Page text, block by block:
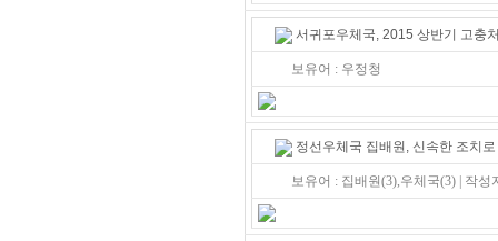
서귀포우체국, 2015 상반기 고충
보유어 : 우정청
정선우체국 집배원, 신속한 조치
보유어 : 집배원(3),우체국(3) | 작성